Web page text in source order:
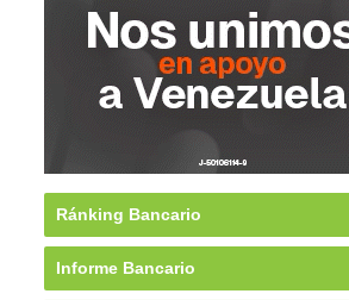
Ránking Bancario
Informe Bancario